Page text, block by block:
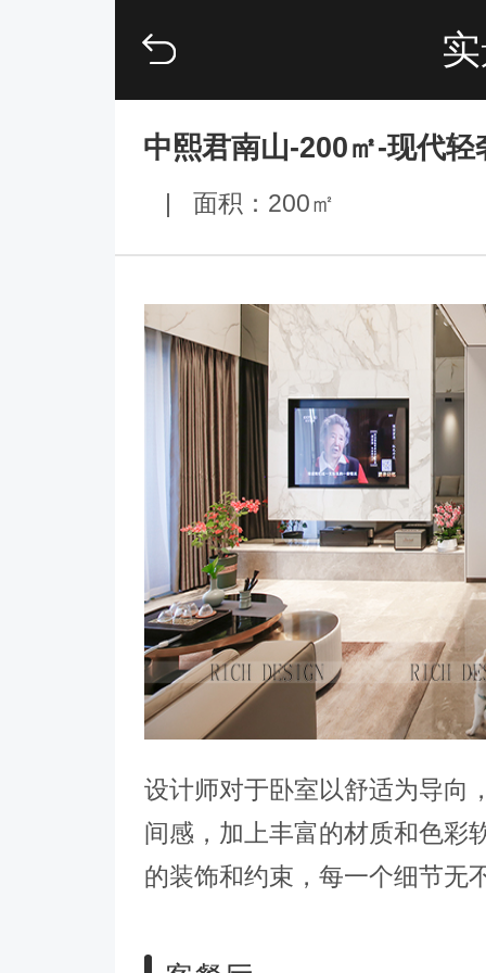
中熙君南山-200㎡-现代轻
面积：200㎡
设计师对于卧室以舒适为导向
间感，加上丰富的材质和色彩
的装饰和约束，每一个细节无